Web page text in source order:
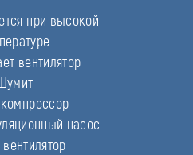
при высокой
вентилятор
насос